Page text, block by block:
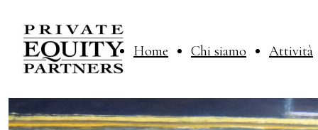
Home Chi siamo Attività